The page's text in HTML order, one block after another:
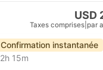
USD
Taxes comprises par
Confirmation instantanée
2h 15m